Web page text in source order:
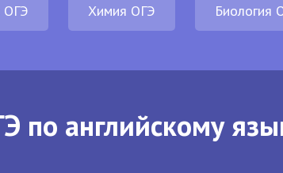
ОГЭ Химия ОГЭ Биология
по английскому